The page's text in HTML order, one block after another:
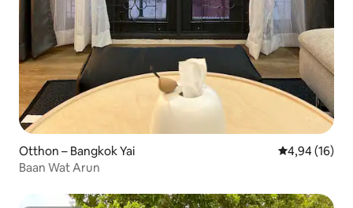
Otthon – Bangkok Yai Átlagos
4,94 (16)
Baan Wat Arun